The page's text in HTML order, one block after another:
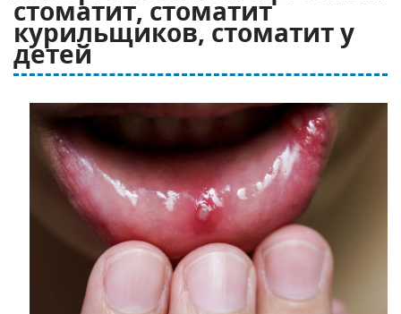
стоматит, стоматит
курильщиков, стоматит у
детей